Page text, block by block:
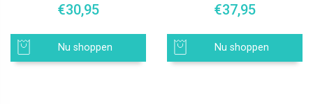
€30,95
Nu shoppen
€37,95
Nu shoppen